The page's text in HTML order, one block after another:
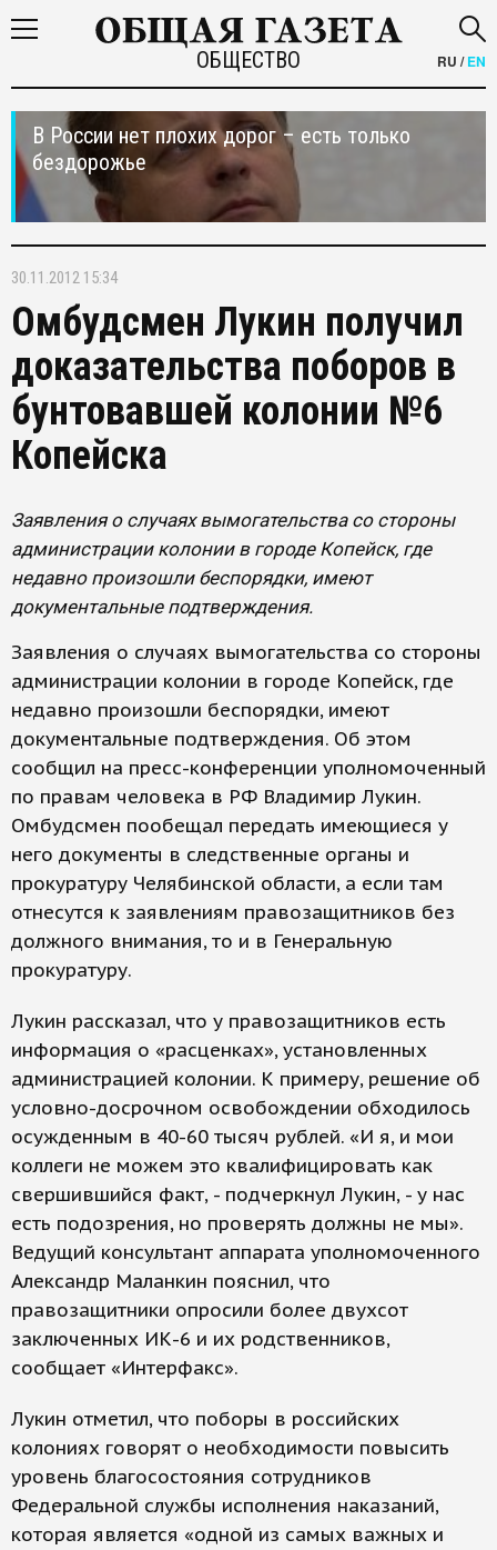
ОБЩЕСТВО RU /EN
В России нет плохих дорог – есть только
бездорожье
30.11.2012 15:34
Омбудсмен Лукин получил
доказательства поборов в
бунтовавшей колонии №6
Копейска
Заявления о случаях вымогательства со стороны
администрации колонии в городе Копейск, где
недавно произошли беспорядки, имеют
документальные подтверждения.
Заявления о случаях вымогательства со стороны
администрации колонии в городе Копейск, где
недавно произошли беспорядки, имеют
документальные подтверждения. Об этом
сообщил на пресс-конференции уполномоченный
по правам человека в РФ Владимир Лукин.
Омбудсмен пообещал передать имеющиеся у
него документы в следственные органы и
прокуратуру Челябинской области, а если там
отнесутся к заявлениям правозащитников без
должного внимания, то и в Генеральную
прокуратуру.
Лукин рассказал, что у правозащитников есть
информация о «расценках», установленных
администрацией колонии. К примеру, решение об
условно-досрочном освобождении обходилось
осужденным в 40-60 тысяч рублей. «И я, и мои
коллеги не можем это квалифицировать как
свершившийся факт, - подчеркнул Лукин, - у нас
есть подозрения, но проверять должны не мы».
Ведущий консультант аппарата уполномоченного
Александр Маланкин пояснил, что
правозащитники опросили более двухсот
заключенных ИК-6 и их родственников,
сообщает «Интерфакс».
Лукин отметил, что поборы в российских
колониях говорят о необходимости повысить
уровень благосостояния сотрудников
Федеральной службы исполнения наказаний,
которая является «одной из самых важных и